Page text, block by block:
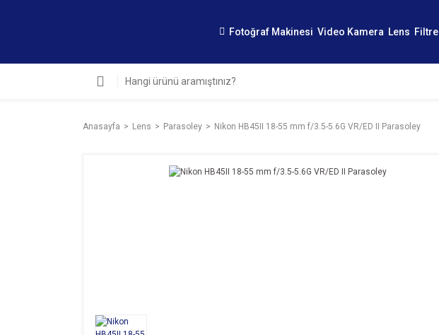
Fotoğraf Makinesi Video Kamera Lens Filtre
Anasayfa Lens Parasoley Nikon HB45II 18-55 mm f/3.5-5.6G VR/ED II Parasoley